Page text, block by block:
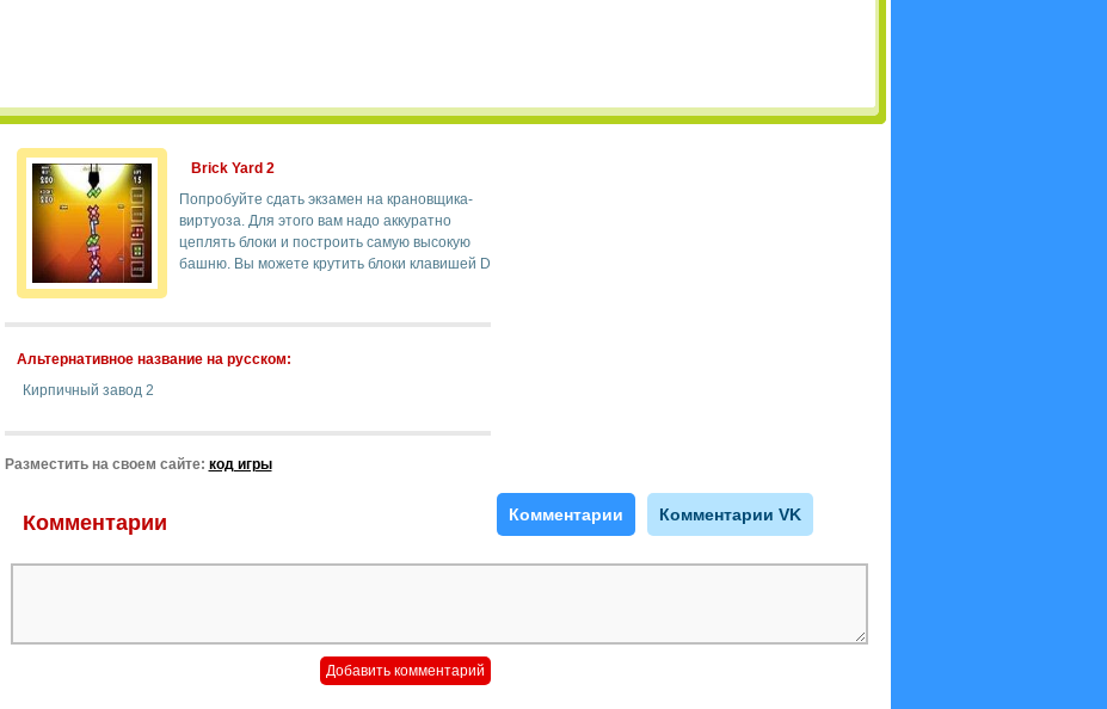
Brick Yard 2
Попробуйте сдать экзамен на крановщика-
виртуоза. Для этого вам надо аккуратно
цеплять блоки и построить самую высокую
башню. Вы можете крутить блоки клавишей D
Альтернативное название на русском:
Кирпичный завод 2
Разместить на своем сайте: код игры
Комментарии Комментарии Комментарии VK